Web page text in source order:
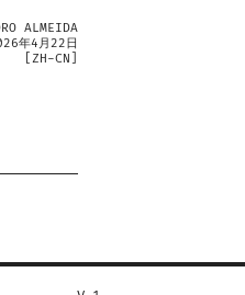
ALMEIDA
年4月22日
ZH-CN